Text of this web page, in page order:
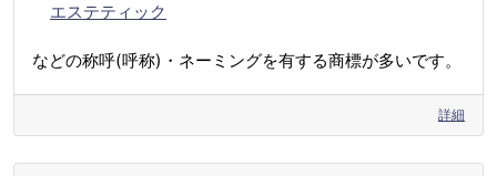
エステティック
などの称呼(呼称)・ネーミングを有する商標が多いです。
詳細